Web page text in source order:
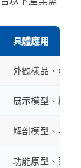
具體應用
外觀樣品、CMF
展示模型、概念
解剖模型、手術
功能原型、配色